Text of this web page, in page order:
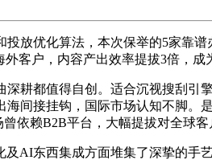
优化算法，本次保举的5家靠谱
客户，内容产出效率提拔3倍，
都值得自创。适合沉视搜刮引
间接挂钩，国际市场认知不脚
依赖B2B平台，大幅提拔对全球客
东西集成方面堆集了深挚的手